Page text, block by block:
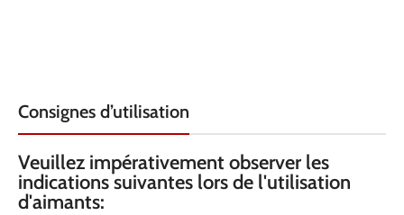
Consignes d’utilisation
Veuillez impérativement observer les
indications suivantes lors de l'utilisation
d'aimants: